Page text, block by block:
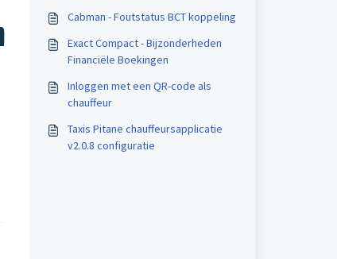
Cabman - Foutstatus BCT koppeling
Exact Compact - Bijzonderheden
Financiële Boekingen
Inloggen met een QR-code als
chauffeur
Taxis Pitane chauffeursapplicatie
v2.0.8 configuratie